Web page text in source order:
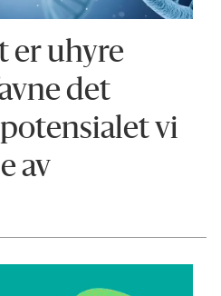
er uhyre
det
vi
av